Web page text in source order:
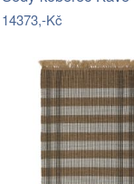
14373,-Kč